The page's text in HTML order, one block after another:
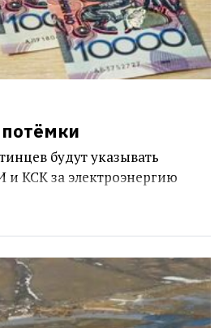
будут указывать
и КСК за электроэнергию